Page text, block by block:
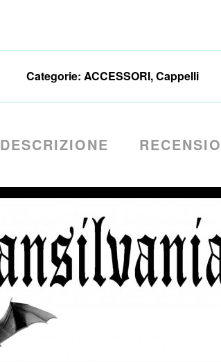
Categorie: ACCESSORI,Cappelli
DESCRIZIONE